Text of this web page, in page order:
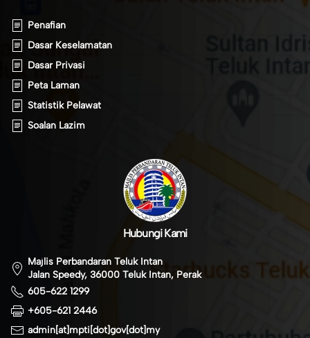
Penafian
Dasar Keselamatan
Dasar Privasi
Peta Laman
Statistik Pelawat
Soalan Lazim
Hubungi Kami
Majlis Perbandaran Teluk Intan
Jalan Speedy, 36000 Teluk Intan, Perak
605-622 1299
+605-621 2446
admin[at]mpti[dot]gov[dot]my